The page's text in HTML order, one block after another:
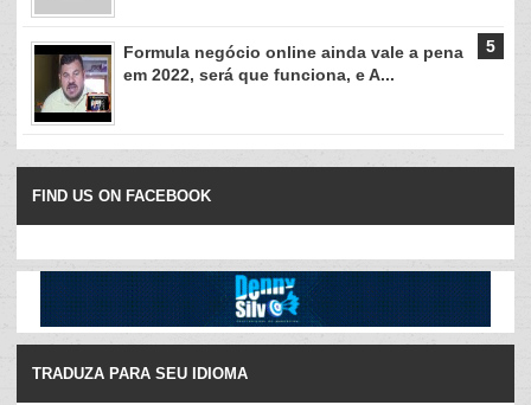
Formula negócio online ainda vale a pena
em 2022, será que funciona, e A...
FIND US ON FACEBOOK
TRADUZA PARA SEU IDIOMA